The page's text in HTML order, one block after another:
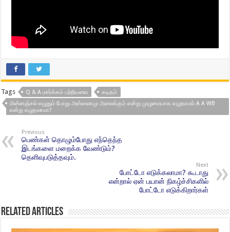
Tags Q & A மார்க்கம் பற்றியவை
கடிதம்
மின்னஞ்சல் எழுதும் போது அஸ்ஸலாமு அலைக்கும் என்று முழுமையாக எழுதாமல் A A WB
என்று எழுதலாமா?
Previous
பெண்கள் தொழும்போது எந்தெந்த
இடங்களை மறைக்க வேண்டும்?
தெளிவுபடுத்தவும்.
Next
போட்டோ எடுக்கலாமா? கூடாது
என்றால் ஏன் பயான் நிகழ்ச்சிகளில்
போட்டோ எடுக்கிறார்கள்
Related Articles